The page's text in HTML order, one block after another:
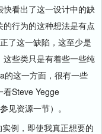
看出了这一设计中的缺
行为的这种想法是有点
了这一缺陷，这至少是
些类只是有着些一些纯
的这一方面，很有一些
看Steve Yegge
见资源一节）。
例，即使我真正想要的